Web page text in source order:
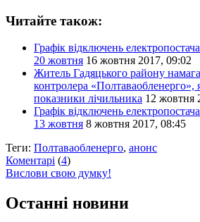
Читайте також:
Графік відключень
20 жовтня 16 жовтня 2017, 09:02
Житель Гадяцького району
контролера «Полтаваобленерго»,
показники лічильника 12 жовтня
Графік відключень
13 жовтня 8 жовтня 2017, 08:45
Теги: Полтаваобленерго, анонс
Коментарі (4)
Вислови свою думку!
Останні новини